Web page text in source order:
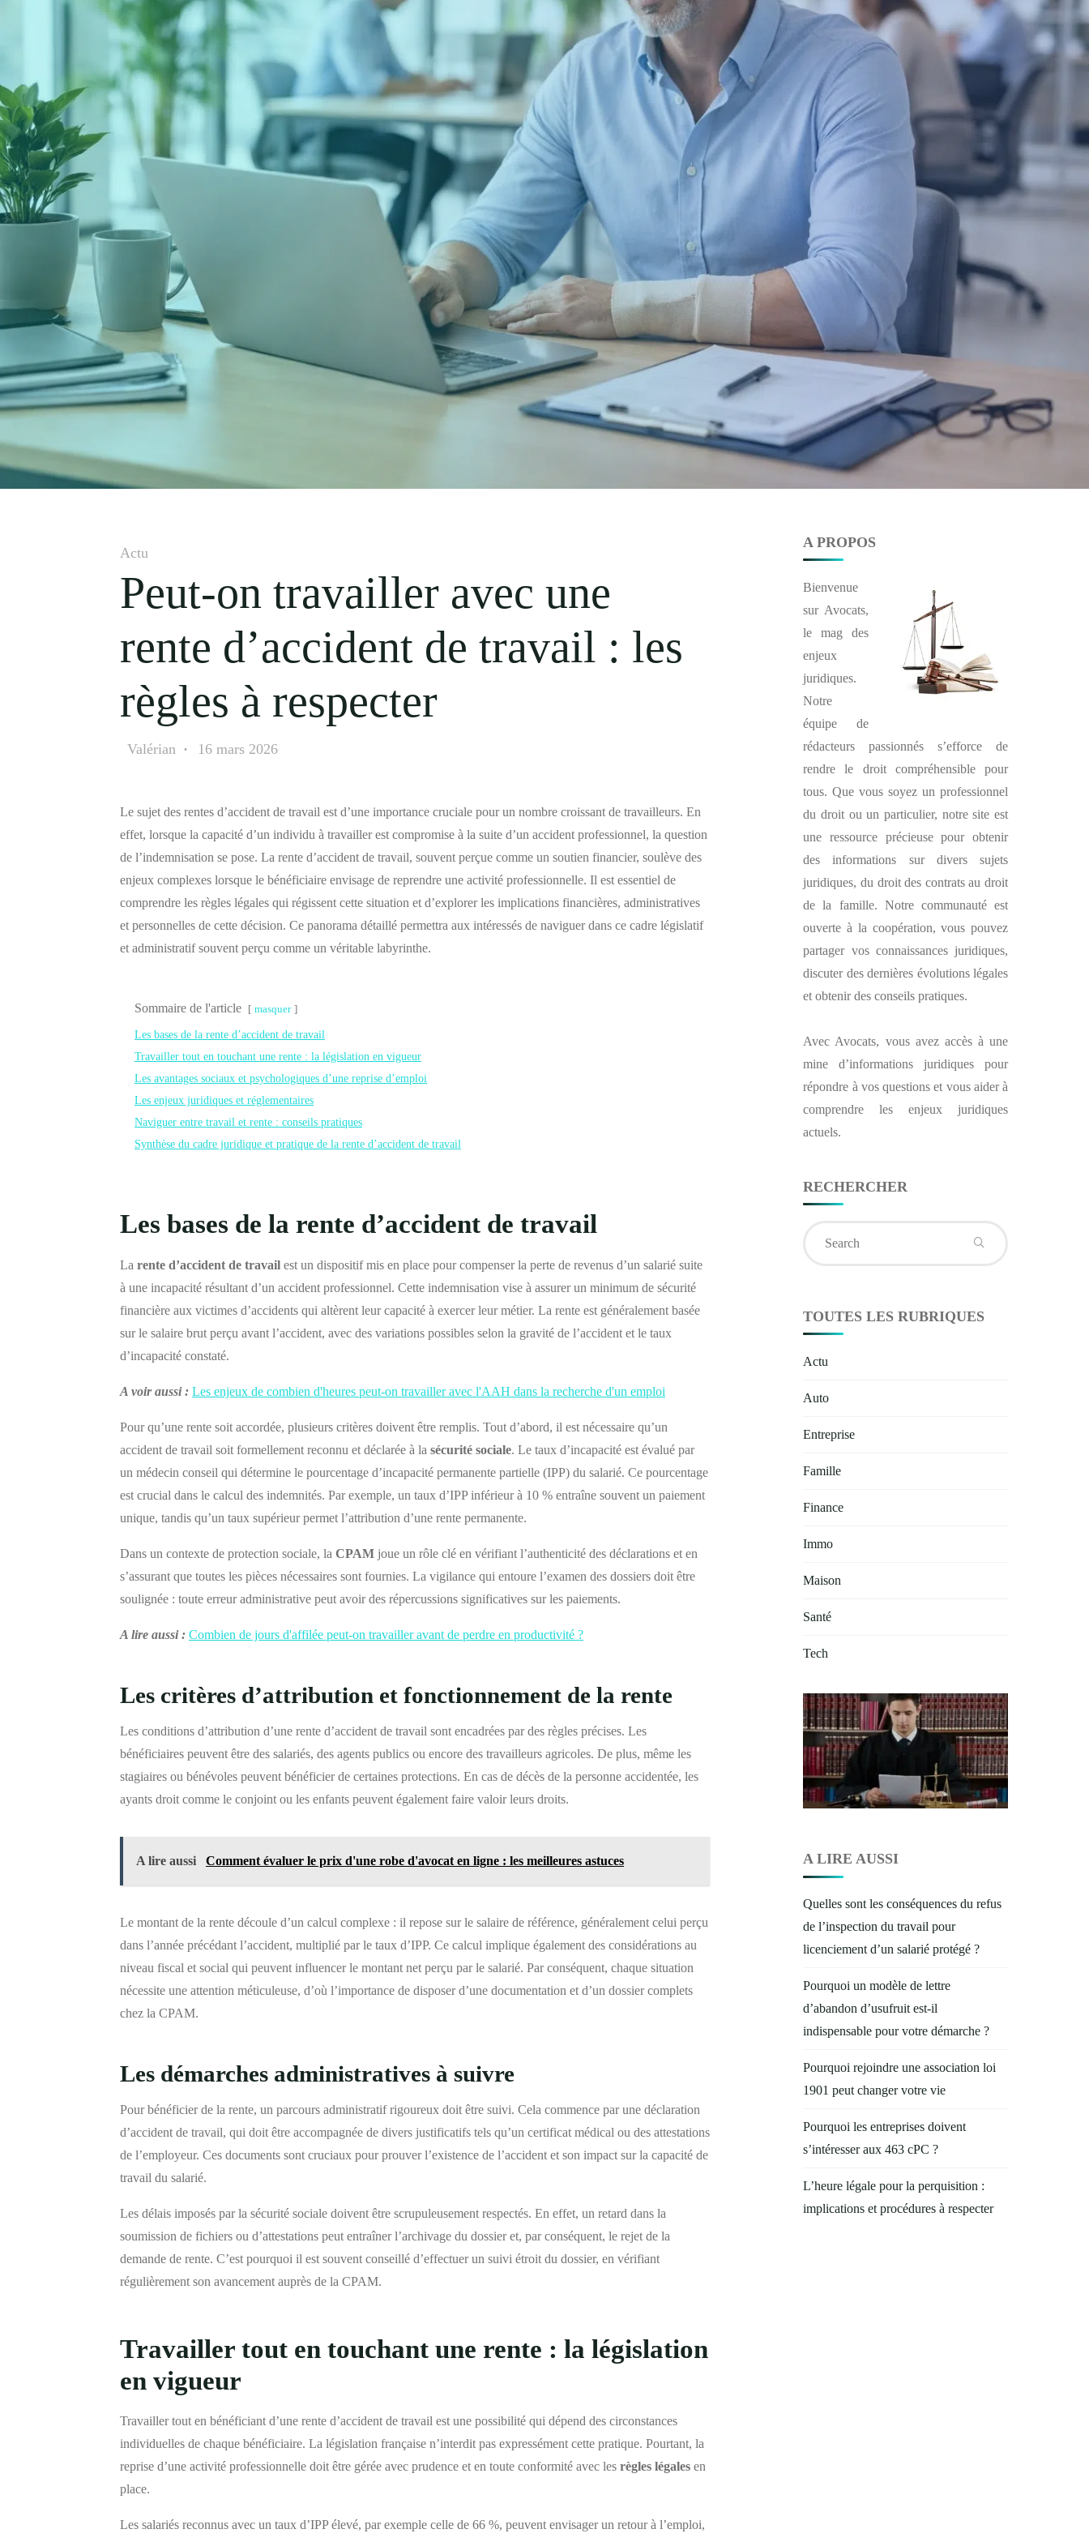
Actu
Peut-on travailler avec une
rente d’accident de travail : les
règles à respecter
Valérian 16 mars 2026
Le sujet des rentes d’accident de travail est d’une importance cruciale pour un nombre croissant de travailleurs. En
effet, lorsque la capacité d’un individu à travailler est compromise à la suite d’un accident professionnel, la question
de l’indemnisation se pose. La rente d’accident de travail, souvent perçue comme un soutien financier, soulève des
enjeux complexes lorsque le bénéficiaire envisage de reprendre une activité professionnelle. Il est essentiel de
comprendre les règles légales qui régissent cette situation et d’explorer les implications financières, administratives
et personnelles de cette décision. Ce panorama détaillé permettra aux intéressés de naviguer dans ce cadre législatif
et administratif souvent perçu comme un véritable labyrinthe.
Sommaire de l'article masquer
Les bases de la rente d’accident de travail
Travailler tout en touchant une rente : la législation en vigueur
Les avantages sociaux et psychologiques d’une reprise d’emploi
Les enjeux juridiques et réglementaires
Naviguer entre travail et rente : conseils pratiques
Synthèse du cadre juridique et pratique de la rente d’accident de travail
Les bases de la rente d’accident de travail
La rente d’accident de travail est un dispositif mis en place pour compenser la perte de revenus d’un salarié suite
à une incapacité résultant d’un accident professionnel. Cette indemnisation vise à assurer un minimum de sécurité
financière aux victimes d’accidents qui altèrent leur capacité à exercer leur métier. La rente est généralement basée
sur le salaire brut perçu avant l’accident, avec des variations possibles selon la gravité de l’accident et le taux
d’incapacité constaté.
A voir aussi : Les enjeux de combien d'heures peut-on travailler avec l'AAH dans la recherche d'un emploi
Pour qu’une rente soit accordée, plusieurs critères doivent être remplis. Tout d’abord, il est nécessaire qu’un
accident de travail soit formellement reconnu et déclarée à la sécurité sociale. Le taux d’incapacité est évalué par
un médecin conseil qui détermine le pourcentage d’incapacité permanente partielle (IPP) du salarié. Ce pourcentage
est crucial dans le calcul des indemnités. Par exemple, un taux d’IPP inférieur à 10 % entraîne souvent un paiement
unique, tandis qu’un taux supérieur permet l’attribution d’une rente permanente.
Dans un contexte de protection sociale, la CPAM joue un rôle clé en vérifiant l’authenticité des déclarations et en
s’assurant que toutes les pièces nécessaires sont fournies. La vigilance qui entoure l’examen des dossiers doit être
soulignée : toute erreur administrative peut avoir des répercussions significatives sur les paiements.
A lire aussi : Combien de jours d'affilée peut-on travailler avant de perdre en productivité ?
Les critères d’attribution et fonctionnement de la rente
Les conditions d’attribution d’une rente d’accident de travail sont encadrées par des règles précises. Les
bénéficiaires peuvent être des salariés, des agents publics ou encore des travailleurs agricoles. De plus, même les
stagiaires ou bénévoles peuvent bénéficier de certaines protections. En cas de décès de la personne accidentée, les
ayants droit comme le conjoint ou les enfants peuvent également faire valoir leurs droits.
A lire aussi Comment évaluer le prix d'une robe d'avocat en ligne : les meilleures astuces
Le montant de la rente découle d’un calcul complexe : il repose sur le salaire de référence, généralement celui perçu
dans l’année précédant l’accident, multiplié par le taux d’IPP. Ce calcul implique également des considérations au
niveau fiscal et social qui peuvent influencer le montant net perçu par le salarié. Par conséquent, chaque situation
nécessite une attention méticuleuse, d’où l’importance de disposer d’une documentation et d’un dossier complets
chez la CPAM.
Les démarches administratives à suivre
Pour bénéficier de la rente, un parcours administratif rigoureux doit être suivi. Cela commence par une déclaration
d’accident de travail, qui doit être accompagnée de divers justificatifs tels qu’un certificat médical ou des attestations
de l’employeur. Ces documents sont cruciaux pour prouver l’existence de l’accident et son impact sur la capacité de
travail du salarié.
Les délais imposés par la sécurité sociale doivent être scrupuleusement respectés. En effet, un retard dans la
soumission de fichiers ou d’attestations peut entraîner l’archivage du dossier et, par conséquent, le rejet de la
demande de rente. C’est pourquoi il est souvent conseillé d’effectuer un suivi étroit du dossier, en vérifiant
régulièrement son avancement auprès de la CPAM.
Travailler tout en touchant une rente : la législation
en vigueur
Travailler tout en bénéficiant d’une rente d’accident de travail est une possibilité qui dépend des circonstances
individuelles de chaque bénéficiaire. La législation française n’interdit pas expressément cette pratique. Pourtant, la
reprise d’une activité professionnelle doit être gérée avec prudence et en toute conformité avec les règles légales en
place.
Les salariés reconnus avec un taux d’IPP élevé, par exemple celle de 66 %, peuvent envisager un retour à l’emploi,
A PROPOS
Bienvenue
sur Avocats,
le mag des
enjeux
juridiques.
Notre
équipe de
rédacteurs passionnés s’efforce de
rendre le droit compréhensible pour
tous. Que vous soyez un professionnel
du droit ou un particulier, notre site est
une ressource précieuse pour obtenir
des informations sur divers sujets
juridiques, du droit des contrats au droit
de la famille. Notre communauté est
ouverte à la coopération, vous pouvez
partager vos connaissances juridiques,
discuter des dernières évolutions légales
et obtenir des conseils pratiques.
Avec Avocats, vous avez accès à une
mine d’informations juridiques pour
répondre à vos questions et vous aider à
comprendre les enjeux juridiques
actuels.
RECHERCHER
TOUTES LES RUBRIQUES
Actu
Auto
Entreprise
Famille
Finance
Immo
Maison
Santé
Tech
A LIRE AUSSI
Quelles sont les conséquences du refus
de l’inspection du travail pour
licenciement d’un salarié protégé ?
Pourquoi un modèle de lettre
d’abandon d’usufruit est-il
indispensable pour votre démarche ?
Pourquoi rejoindre une association loi
1901 peut changer votre vie
Pourquoi les entreprises doivent
s’intéresser aux 463 cPC ?
L’heure légale pour la perquisition :
implications et procédures à respecter